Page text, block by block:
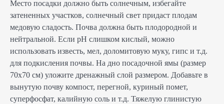
Место посадки должно быть солнечным, избегайте
затененных участков, солнечный свет придаст плодам
медовую сладость. Почва должна быть плодородной и
нейтральной. Если pH слишком кислый, можно
использовать известь, мел, доломитовую муку, гипс и т.д.
для подкисления почвы. На дно посадочной ямы (размер
70х70 см) уложите дренажный слой размером. Добавьте в
вынутую почву компост, перегной, куриный помет,
суперфосфат, калийную соль и т.д. Тяжелую глинистую